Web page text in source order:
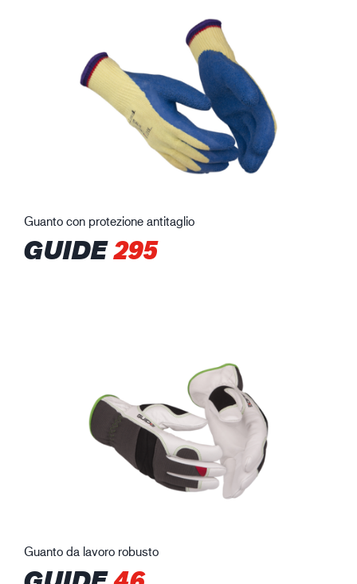
Guanto con protezione antitaglio
GUIDE295
Guanto da lavoro robusto